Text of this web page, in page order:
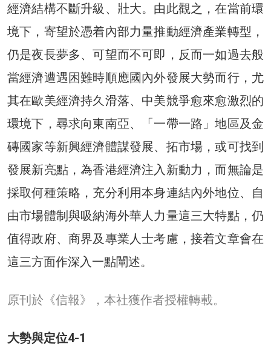
經濟結構不斷升級、壯大。由此觀之，在當前環
境下，寄望於憑着內部力量推動經濟產業轉型，
仍是夜長夢多、可望而不可即，反而一如過去般
當經濟遭遇困難時順應國內外發展大勢而行，尤
其在歐美經濟持久滑落、中美競爭愈來愈激烈的
環境下，尋求向東南亞、「一帶一路」地區及金
磚國家等新興經濟體謀發展、拓市場，或可找到
發展新亮點，為香港經濟注入新動力，而無論是
採取何種策略，充分利用本身連結內外地位、自
由市場體制與吸納海外華人力量這三大特點，仍
值得政府、商界及專業人士考慮，接着文章會在
這三方面作深入一點闡述。
原刊於《信報》，本社獲作者授權轉載。
大勢與定位4-1